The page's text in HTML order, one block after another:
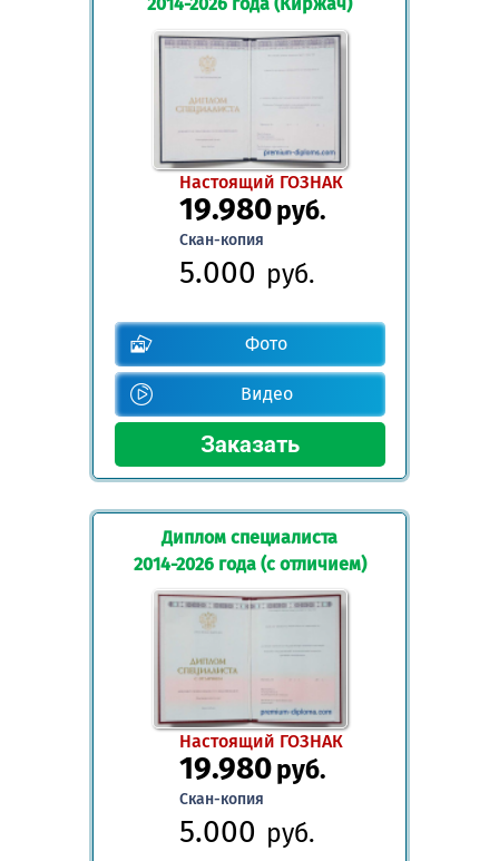
Настоящий ГОЗНАК
19.980руб.
Скан-копия
5.000 руб.
Фото
Видео
Диплом специалиста
2014-2026 года (с отличием)
Настоящий ГОЗНАК
19.980руб.
Скан-копия
5.000 руб.